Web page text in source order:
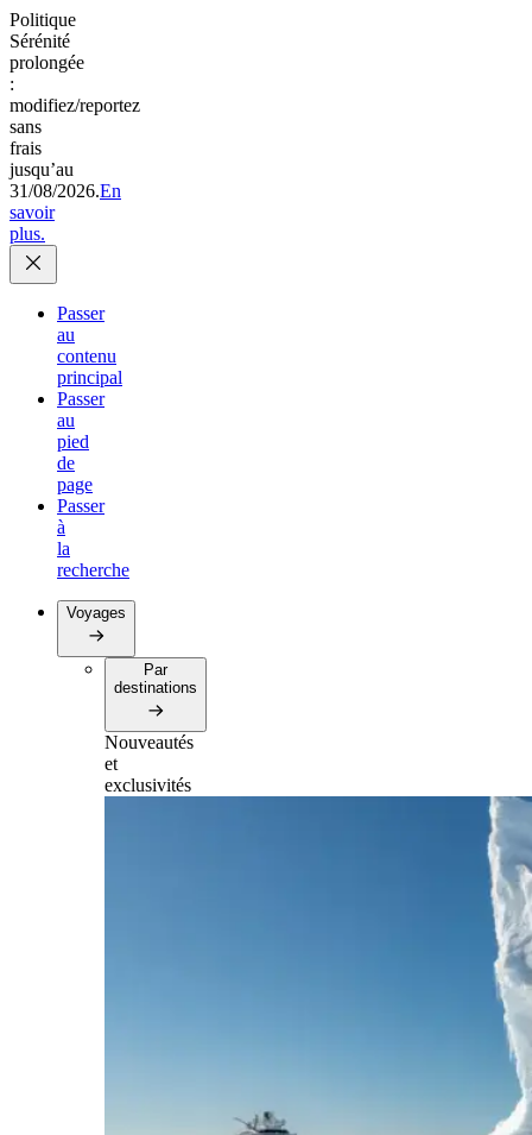
Politique
Sérénité
prolongée
:
modifiez/reportez
sans
frais
jusqu’au
31/08/2026.En
savoir
plus.
Passer
au
contenu
principal
Passer
au
pied
de
page
Passer
à
la
recherche
Voyages
Par
destinations
Nouveautés
et
exclusivités